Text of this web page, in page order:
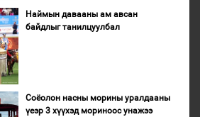
Наймын давааны ам авсан
байдлыг танилцуулбал
Соёолон насны морины уралдааны
үеэр 3 хүүхэд мориноос унажээ